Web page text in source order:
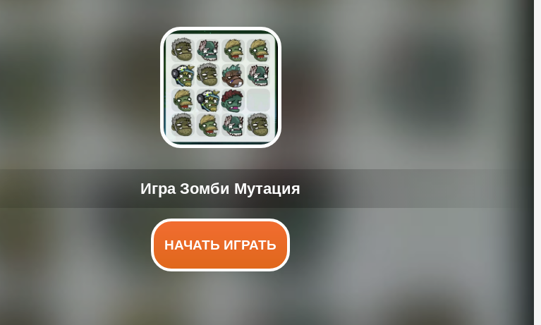
НАЧАТЬ ИГРАТЬ